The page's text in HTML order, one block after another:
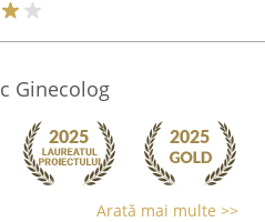
Ginecolog
Arată mai multe >>